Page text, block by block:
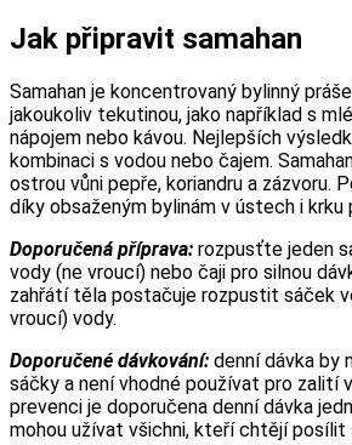
Jak připravit samahan
Samahan je koncentrovaný bylinný
jakoukoliv tekutinou, jako například s
nápojem nebo kávou. Nejlepších
kombinaci s vodou nebo čajem.
ostrou vůni pepře, koriandru a zázvoru.
díky obsaženým bylinám v ústech i krku
Doporučená příprava: rozpusťte jeden
vody (ne vroucí) nebo čaji pro silnou
zahřátí těla postačuje rozpustit sáček
vroucí) vody.
Doporučené dávkování: denní dávka by
sáčky a není vhodné používat pro zalití
prevenci je doporučena denní dávka
mohou užívat všichni, kteří chtějí posílit